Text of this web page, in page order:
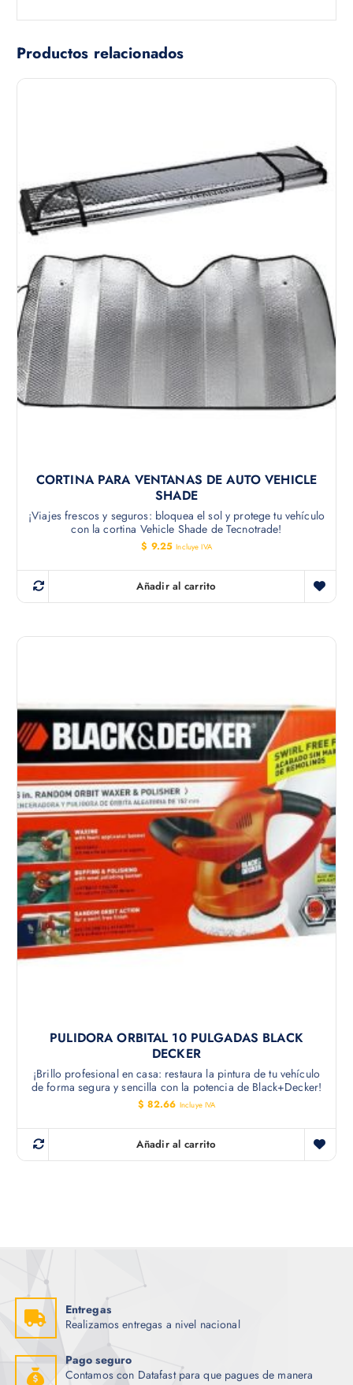
Productos relacionados
CORTINA PARA VENTANAS DE AUTO VEHICLE
SHADE
¡Viajes frescos y seguros: bloquea el sol y protege tu vehículo
con la cortina Vehicle Shade de Tecnotrade!
$ 9.25 Incluye IVA
Añadir al carrito
PULIDORA ORBITAL 10 PULGADAS BLACK
DECKER
¡Brillo profesional en casa: restaura la pintura de tu vehículo
de forma segura y sencilla con la potencia de Black+Decker!
$ 82.66 Incluye IVA
Añadir al carrito
Entregas
Realizamos entregas a nivel nacional
Pago seguro
Contamos con Datafast para que pagues de manera